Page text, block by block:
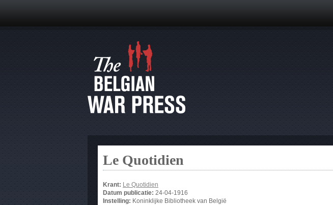
Le Quotidien
Krant: Le Quotidien
Datum publicatie: 24-04-1916
Instelling: Koninklijke Bibliotheek van België